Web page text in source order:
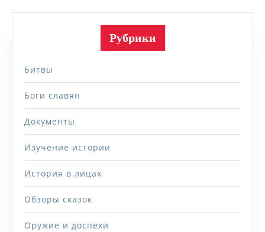
Рубрики
Битвы
Боги славян
Документы
Изучение истории
История в лицах
Обзоры сказок
Оружие и доспехи